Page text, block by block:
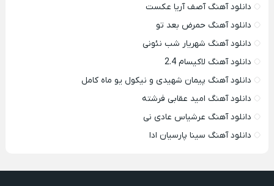
دانلود آهنگ آصف آریا عکست
دانلود آهنگ حمرض بعد تو
دانلود آهنگ شهریار شب نئونی
دانلود آهنگ لاکیسام 2.4
دانلود آهنگ پیمان شهیدی و نیکول یو ماه کامل
دانلود آهنگ امید عقابی فرشته
دانلود آهنگ عرشیاس عادی نی
دانلود آهنگ سینا پارسیان ادا